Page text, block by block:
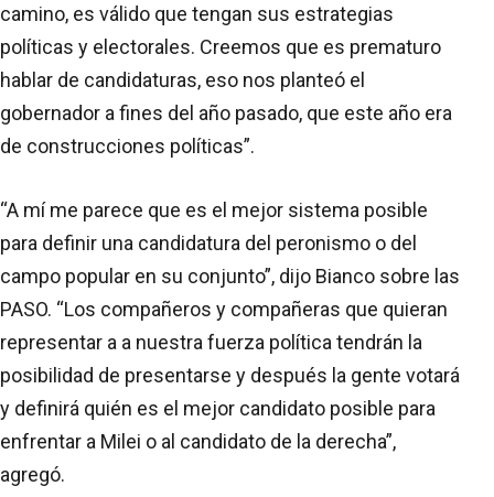
camino, es válido que tengan sus estrategias
políticas y electorales. Creemos que es prematuro
hablar de candidaturas, eso nos planteó el
gobernador a fines del año pasado, que este año era
de construcciones políticas”.
“A mí me parece que es el mejor sistema posible
para definir una candidatura del peronismo o del
campo popular en su conjunto”, dijo Bianco sobre las
PASO. “Los compañeros y compañeras que quieran
representar a a nuestra fuerza política tendrán la
posibilidad de presentarse y después la gente votará
y definirá quién es el mejor candidato posible para
enfrentar a Milei o al candidato de la derecha”,
agregó.